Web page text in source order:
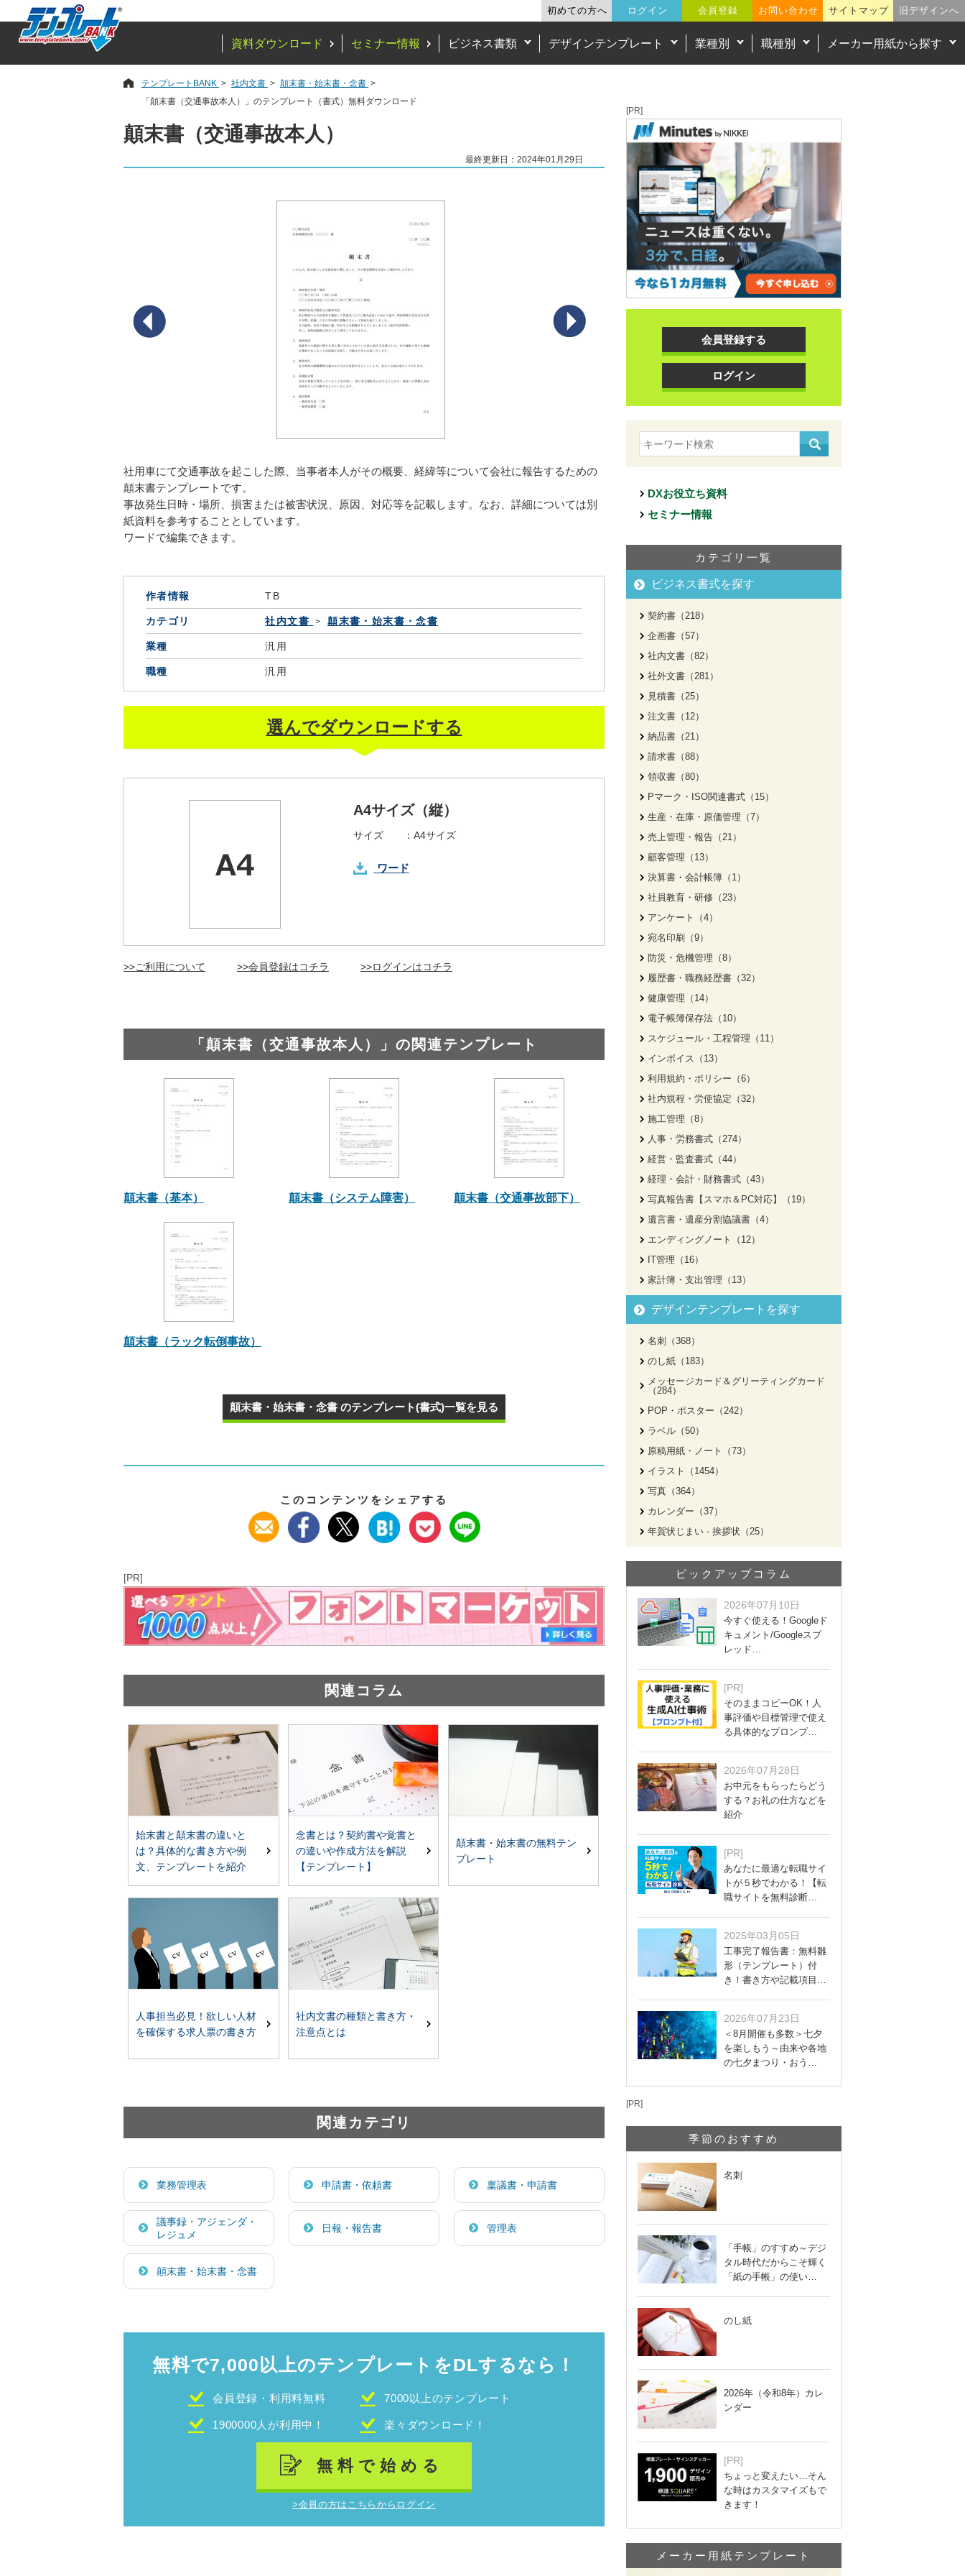
初めての方へ ログイン 会員登録 お問い合わせ サイトマップ 旧デザインへ
資料ダウンロード セミナー情報 ビジネス書類 デザインテンプレート 業種別 職種別 メーカー用紙から探す
テンプレートBANK 社内文書
顛末書・始末書・念書
「顛末書（交通事故本人）」のテンプレート（書式）無料ダウンロード
顛末書（交通事故本人）
最終更新日：2024年01月29日
社用車にて交通事故を起こした際、当事者本人がその概要、経緯等について会社に報告するための
顛末書テンプレートです。
事故発生日時・場所、損害または被害状況、原因、対応等を記載します。なお、詳細については別
紙資料を参考することとしています。
ワードで編集できます。
作者情報 TB
カテゴリ 社内文書 顛末書・始末書・念書
業種 汎用
職種 汎用
選んでダウンロードする
A4サイズ（縦）
サイズ ： A4サイズ
ワード
>>ご利用について >>会員登録はコチラ >>ログインはコチラ
「顛末書（交通事故本人）」の関連テンプレート
顛末書（基本） 顛末書（システム障害） 顛末書（交通事故部下）
顛末書（ラック転倒事故）
顛末書・始末書・念書 のテンプレート(書式)一覧を見る
このコンテンツをシェアする
[PR]
関連コラム
始末書と顛末書の違いと
は？具体的な書き方や例
文、テンプレートを紹介
念書とは？契約書や覚書と
の違いや作成方法を解説
【テンプレート】
顛末書・始末書の無料テン
プレート
人事担当必見！欲しい人材
を確保する求人票の書き方
社内文書の種類と書き方・
注意点とは
関連カテゴリ
業務管理表 申請書・依頼書 稟議書・申請書
議事録・アジェンダ・
レジュメ
日報・報告書 管理表
顛末書・始末書・念書
無料で7,000以上のテンプレートをDLするなら！
会員登録・利用料無料 7000以上のテンプレート
1900000人が利用中！ 楽々ダウンロード！
無料で始める
>会員の方はこちらからログイン
[PR]
会員登録する
ログイン
DXお役立ち資料
セミナー情報
カテゴリ一覧
ビジネス書式を探す
契約書（218）
企画書（57）
社内文書（82）
社外文書（281）
見積書（25）
注文書（12）
納品書（21）
請求書（88）
領収書（80）
Pマーク・ISO関連書式（15）
生産・在庫・原価管理（7）
売上管理・報告（21）
顧客管理（13）
決算書・会計帳簿（1）
社員教育・研修（23）
アンケート（4）
宛名印刷（9）
防災・危機管理（8）
履歴書・職務経歴書（32）
健康管理（14）
電子帳簿保存法（10）
スケジュール・工程管理（11）
インボイス（13）
利用規約・ポリシー（6）
社内規程・労使協定（32）
施工管理（8）
人事・労務書式（274）
経営・監査書式（44）
経理・会計・財務書式（43）
写真報告書【スマホ＆PC対応】（19）
遺言書・遺産分割協議書（4）
エンディングノート（12）
IT管理（16）
家計簿・支出管理（13）
デザインテンプレートを探す
名刺（368）
のし紙（183）
メッセージカード＆グリーティングカード
（284）
POP・ポスター（242）
ラベル（50）
原稿用紙・ノート（73）
イラスト（1454）
写真（364）
カレンダー（37）
年賀状じまい - 挨拶状（25）
ピックアップコラム
2026年07月10日
今すぐ使える！Googleド
キュメント/Googleスプ
レッド…
[PR]
そのままコピーOK！人
事評価や目標管理で使え
る具体的なプロンプ…
2026年07月28日
お中元をもらったらどう
する？お礼の仕方などを
紹介
[PR]
あなたに最適な転職サイ
トが５秒でわかる！【転
職サイトを無料診断…
2025年03月05日
工事完了報告書：無料雛
形（テンプレート）付
き！書き方や記載項目…
2026年07月23日
＜8月開催も多数＞七夕
を楽しもう～由来や各地
の七夕まつり・おう…
[PR]
季節のおすすめ
名刺
「手帳」のすすめ～デジ
タル時代だからこそ輝く
「紙の手帳」の使い…
のし紙
2026年（令和8年）カレ
ンダー
[PR]
ちょっと変えたい…そん
な時はカスタマイズもで
きます！
メーカー用紙テンプレート